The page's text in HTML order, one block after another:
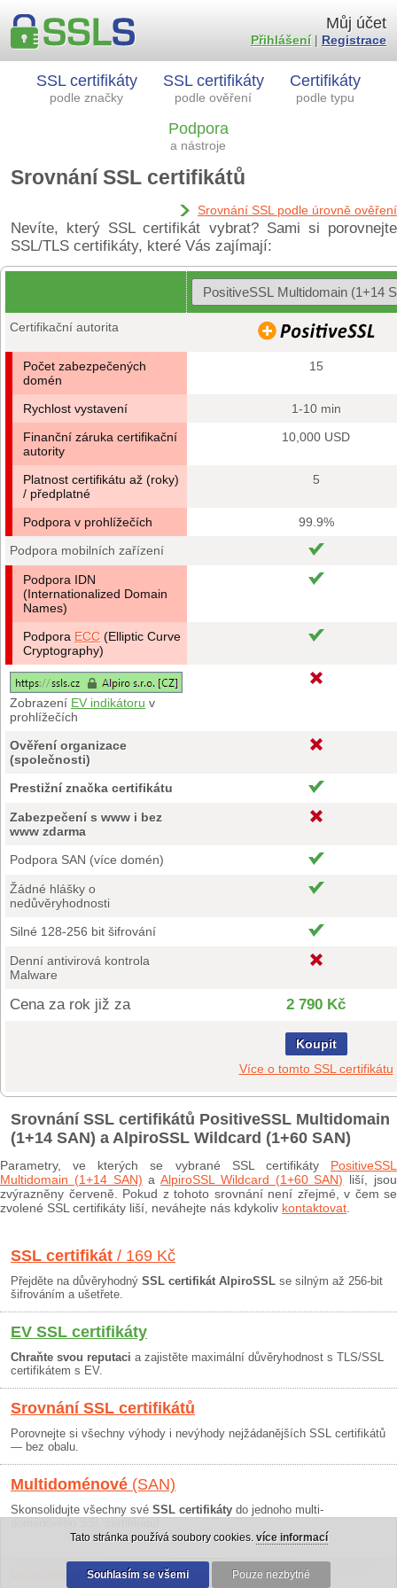
SSL certifikáty
podle značky
SSL certifikáty
podle ověření
Certifikáty
podle typu
Podpora
a nástroje
Můj účet
Přihlášení| Registrace
Srovnání SSL certifikátů
Srovnání SSL podle úrovně ověření
Nevíte, který SSL certifikát vybrat? Sami si porovnejte
SSL/TLS certifikáty, které Vás zajímají:
Certifikační autorita
Počet zabezpečených
domén
15
Rychlost vystavení
1-10 min
Finanční záruka certifikační
autority
10,000 USD
Platnost certifikátu až (roky)
/ předplatné
5
Podpora v prohlížečích
99.9%
Podpora mobilních zařízení
Podpora IDN
(Internationalized Domain
Names)
Podpora ECC (Elliptic Curve
Cryptography)
Zobrazení EV indikátoru v
prohlížečích
Ověření organizace
(společnosti)
Prestižní značka certifikátu
Zabezpečení s www i bez
www zdarma
Podpora SAN (více domén)
Žádné hlášky o
nedůvěryhodnosti
Silné 128-256 bit šifrování
Denní antivirová kontrola
Malware
Cena za rok již za 2 790 Kč
Koupit
Více o tomto SSL certifikátu
Srovnání SSL certifikátů PositiveSSL Multidomain
(1+14 SAN) a AlpiroSSL Wildcard (1+60 SAN)
Parametry, ve kterých se vybrané SSL certifikáty PositiveSSL
Multidomain (1+14 SAN) aAlpiroSSL Wildcard (1+60 SAN) liší, jsou
zvýrazněny červeně. Pokud z tohoto srovnání není zřejmé, v čem se
zvolené SSL certifikáty liší, neváhejte nás kdykoliv kontaktovat
SSL certifikát / 169 Kč
Přejděte na důvěryhodný SSL certifikát AlpiroSSL se silným až 256-bit
šifrováním a ušetřete.
EV SSL certifikáty
Chraňte svou reputaci a zajistěte maximální důvěryhodnost s TLS/SSL
certifikátem s EV.
Srovnání SSL certifikátů
Porovnejte si všechny výhody i nevýhody nejžádanějších SSL certifikátů
— bez obalu.
Multidoménové (SAN)
Skonsolidujte všechny své SSL certifikáty do jednoho multi-
Obchodní podmínky|30 dní záruka
Tato stránka používá soubory cookies. více informací
Souhlasím se všemi Pouze nezbytné